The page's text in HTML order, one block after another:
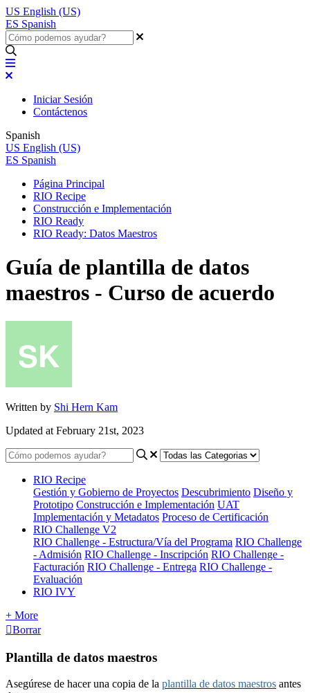
US English (US)
ES Spanish
Iniciar Sesión
Contáctenos
Spanish
US English (US)
ES Spanish
Página Principal
RIO Recipe
Construcción e Implementación
RIO Ready
RIO Ready: Datos Maestros
Guía de plantilla de datos
maestros - Curso de acuerdo
Written by Shi Hern Kam
Updated at February 21st, 2023
RIO Recipe
Gestión y Gobierno de Proyectos Descubrimiento Diseño y
Prototipo Construcción e Implementación UAT
Implementación y Metadatos Proceso de Certificación
RIO Challenge V2
RIO Challenge - Estructura/Vía del Programa RIO Challenge
- Admisión RIO Challenge - Inscripción RIO Challenge -
Facturación RIO Challenge - Entrega RIO Challenge -
Evaluación
RIO IVY
+ More
Borrar
Plantilla de datos maestros
Asegúrese de hacer una copia de la plantilla de datos maestros antes